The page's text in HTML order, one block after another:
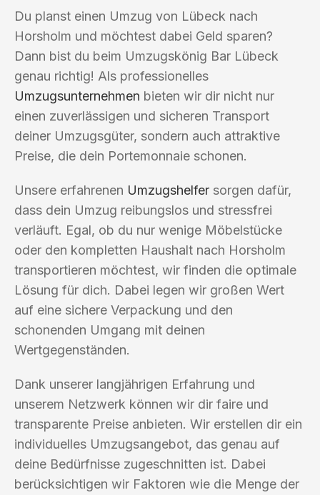
Du planst einen Umzug von Lübeck nach
Horsholm und möchtest dabei Geld sparen?
Dann bist du beim Umzugskönig Bar Lübeck
genau richtig! Als professionelles
Umzugsunternehmen bieten wir dir nicht nur
einen zuverlässigen und sicheren Transport
deiner Umzugsgüter, sondern auch attraktive
Preise, die dein Portemonnaie schonen.
Unsere erfahrenen Umzugshelfer sorgen dafür,
dass dein Umzug reibungslos und stressfrei
verläuft. Egal, ob du nur wenige Möbelstücke
oder den kompletten Haushalt nach Horsholm
transportieren möchtest, wir finden die optimale
Lösung für dich. Dabei legen wir großen Wert
auf eine sichere Verpackung und den
schonenden Umgang mit deinen
Wertgegenständen.
Dank unserer langjährigen Erfahrung und
unserem Netzwerk können wir dir faire und
transparente Preise anbieten. Wir erstellen dir ein
individuelles Umzugsangebot, das genau auf
deine Bedürfnisse zugeschnitten ist. Dabei
berücksichtigen wir Faktoren wie die Menge der